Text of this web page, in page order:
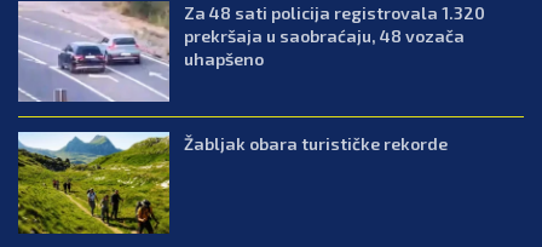
Za 48 sati policija registrovala 1.320
prekršaja u saobraćaju, 48 vozača
uhapšeno
Žabljak obara turističke rekorde